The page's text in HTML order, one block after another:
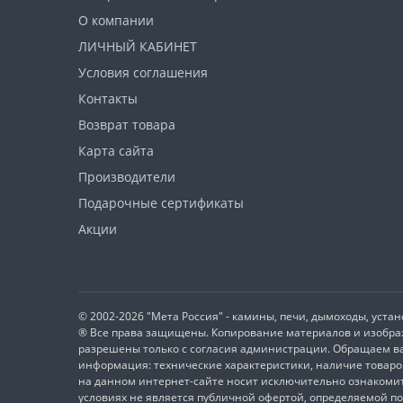
Storch
Invicta
Kratki
Eurokamin
КДМ
EcoStove
Tim Sistem
Vermont
Балезино
Везувий
Мета
О компании
ЛИЧНЫЙ КАБИНЕТ
Условия соглашения
Контакты
Возврат товара
Карта сайта
Производители
Подарочные сертификаты
Акции
© 2002-2026 "Мета Россия" - камины, печи, дымоходы,
® Все права защищены. Копирование материалов и
разрешены только с согласия администрации. Обращаем
информация: технические характеристики, наличие
на данном интернет-сайте носит исключительно
условиях не является публичной офертой, определяемой